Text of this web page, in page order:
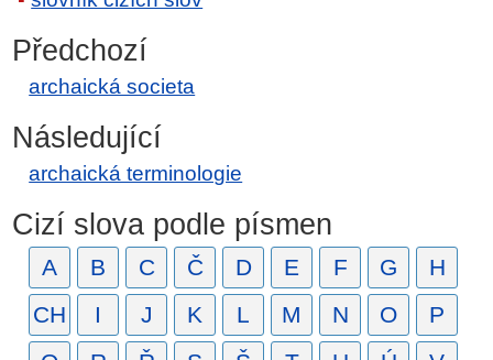
Předchozí
archaická societa
Následující
archaická terminologie
Cizí slova podle písmen
A B C Č D E F G
H
CH
I J K L M N O
P